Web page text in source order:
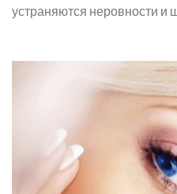
устраняются неровности и